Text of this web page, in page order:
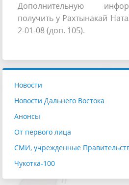
Дополнительную
получить у Рахтынакай
2-01-08 (доп. 105).
Новости
Новости Дальнего Востока
Анонсы
От первого лица
СМИ, учрежденные
Чукотка-100